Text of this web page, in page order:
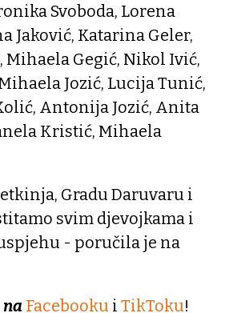
Svoboda, Lorena
Jaković, Katarina Geler,
Mihaela Gegić, Nikol Ivić,
Jozić, Lucija Tunić,
Antonija Jozić, Anita
Kristić, Mihaela
Gradu Daruvaru i
svim djevojkama i
- poručila je na
Facebooku i TikToku!